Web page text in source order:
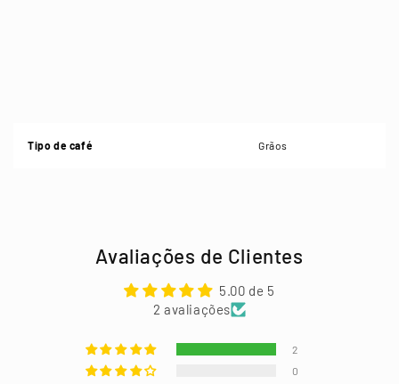
Tipo de café Grãos
Avaliações de Clientes
5.00 de 5
2 avaliações
2
0